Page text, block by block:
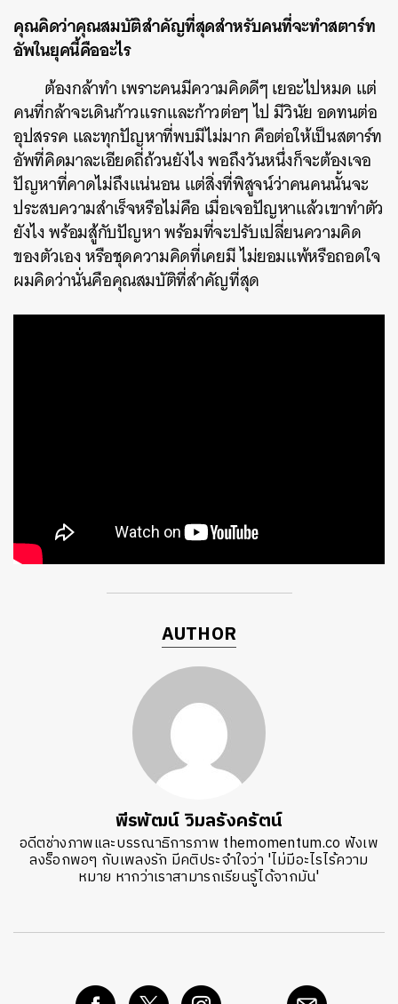
คุณคิดว่าคุณสมบัติสำคัญที่สุดสำหรับคนที่จะทำสตาร์ท
อัพในยุคนี้คืออะไร
ต้องกล้าทำ เพราะคนมีความคิดดีๆ เยอะไปหมด แต่
คนที่กล้าจะเดินก้าวแรกและก้าวต่อๆ ไป มีวินัย อดทนต่อ
อุปสรรค และทุกปัญหาที่พบมีไม่มาก คือต่อให้เป็นสตาร์ท
อัพที่คิดมาละเอียดถี่ถ้วนยังไง พอถึงวันหนึ่งก็จะต้องเจอ
ปัญหาที่คาดไม่ถึงแน่นอน แต่สิ่งที่พิสูจน์ว่าคนคนนั้นจะ
ประสบความสำเร็จหรือไม่คือ เมื่อเจอปัญหาแล้วเขาทำตัว
ยังไง พร้อมสู้กับปัญหา พร้อมที่จะปรับเปลี่ยนความคิด
ของตัวเอง หรือชุดความคิดที่เคยมี ไม่ยอมแพ้หรือถอดใจ
ผมคิดว่านั่นคือคุณสมบัติที่สำคัญที่สุด
AUTHOR
พีรพัฒน์ วิมลรังครัตน์
อดีตช่างภาพและบรรณาธิการภาพ themomentum.co ฟังเพ
ลงร็อกพอๆ กับเพลงรัก มีคติประจำใจว่า 'ไม่มีอะไรไร้ความ
หมาย หากว่าเราสามารถเรียนรู้ได้จากมัน'